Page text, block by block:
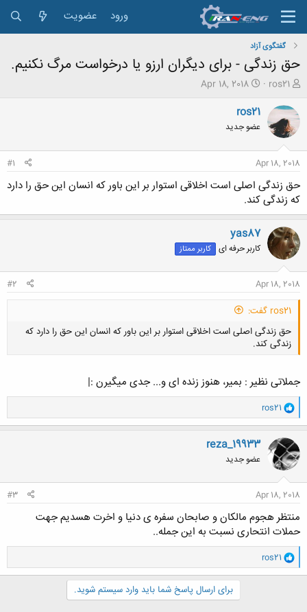
ورود عضویت
گفتگوی آزاد
حق زندگی - برای دیگران ارزو یا درخواست مرگ نکنیم.
ش
و
ع
ک
ه
م
و
ض
و
ع
ros21
ت
ر
خ
ع
Apr 18, 2018
ros21
عضو جدید
Apr 18, 2018
#1
ﺣﻖ ﺯﻧﺪﮔﯽ ﺍﺻﻠﯽ ﺍﺳﺖ ﺍﺧﻼﻗﯽ ﺍﺳﺘﻮﺍﺭ ﺑﺮ ﺍﯾﻦ ﺑﺎﻭﺭ ﮐﻪ ﺍﻧﺴﺎﻥ ﺍﯾﻦ حق را دارد
که زندگی کند.
yas87
کاربر حرفه ای کاربر ممتاز
Apr 18, 2018
#2
ros21 گفت:
ﺣﻖ ﺯﻧﺪﮔﯽ ﺍﺻﻠﯽ ﺍﺳﺖ ﺍﺧﻼﻗﯽ ﺍﺳﺘﻮﺍﺭ ﺑﺮ ﺍﯾﻦ ﺑﺎﻭﺭ ﮐﻪ ﺍﻧﺴﺎﻥ ﺍﯾﻦ حق را دارد که
زندگی کند.
کلیک کنید تا باز شود...
جملاتی نظیر : بمیر، هنوز زنده ای و... جدی میگیرن :|
و
ا
ک
ن
ش
ه
ا
ros21
reza_19933
عضو جدید
Apr 18, 2018
#3
منتظر هجوم مالکان و صابحان سفره ی دنیا و اخرت هسدیم جهت
حملات انتحاری نسبت به این جمله..
و
ا
ک
ros21
برای ارسال پاسخ شما باید وارد سیستم شوید.